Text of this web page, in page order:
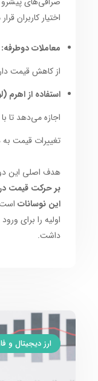
اختیار کاربران
معاملات دوطرفه:
از کاهش قیمت
استفاده از اهرم
اجازه می‌دهد تا
تغییرات قیمت
هدف اصلی این
بر حرکت قیمت در
این نوسانات
اولیه را برای
داشت.
ارز دیجیتال و